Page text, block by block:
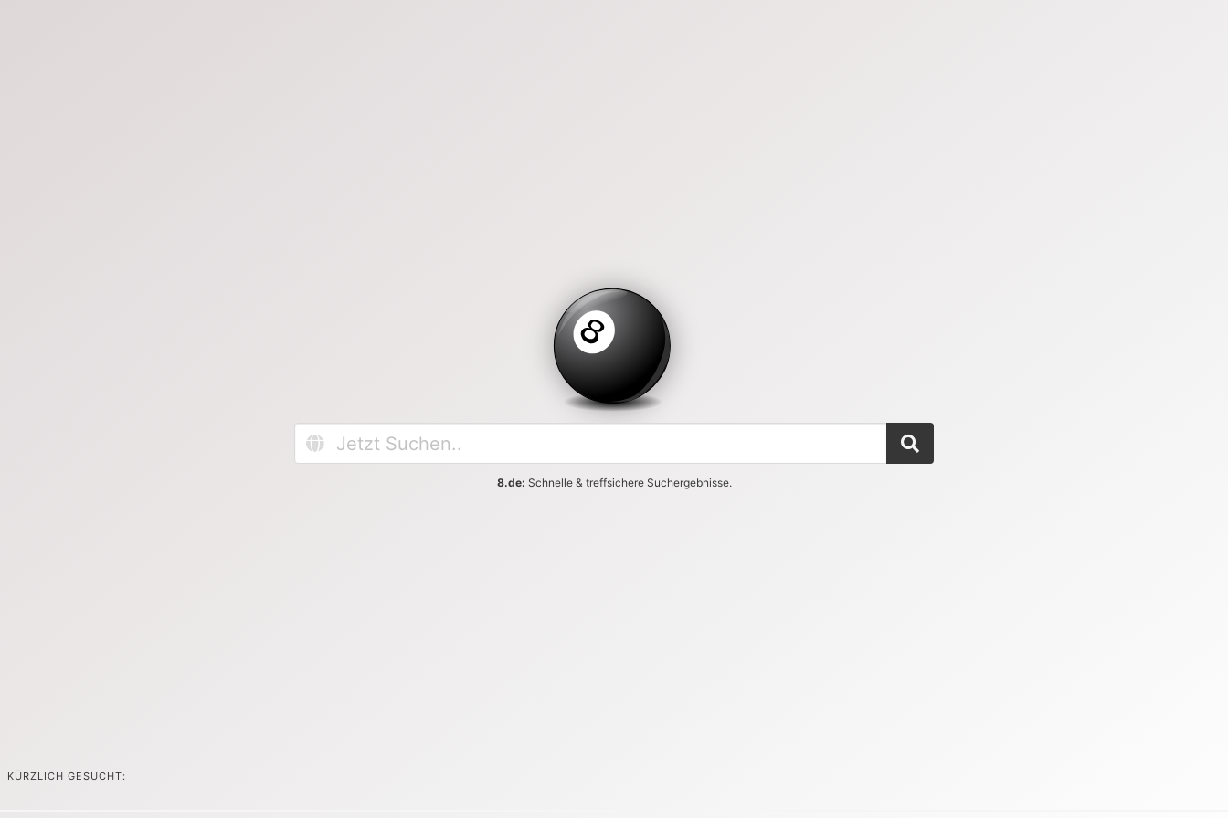
8.de: Schnelle & treffsichere Suchergebnisse.
KÜRZLICH GESUCHT: